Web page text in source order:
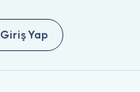
Giriş Yap